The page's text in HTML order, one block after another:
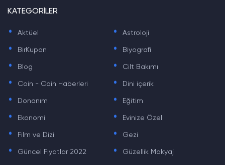
KATEGORİLER
. Aktüel . Astroloji
. BirKupon . Biyografi
. Blog . Cilt Bakımı
. Coin - Coin Haberleri . Dini içerik
. Donanım . Eğitim
. Ekonomi . Evinize Özel
. Film ve Dizi . Gezi
. Güncel Fiyatlar 2022 . Güzellik Makyaj